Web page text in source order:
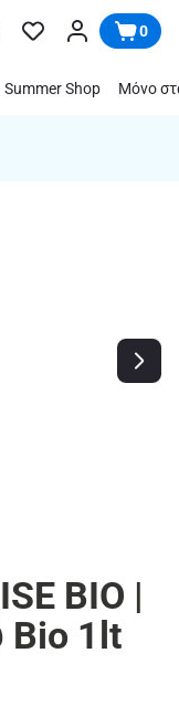
0
Summer Shop Μόνο
BIO |
Bio 1lt